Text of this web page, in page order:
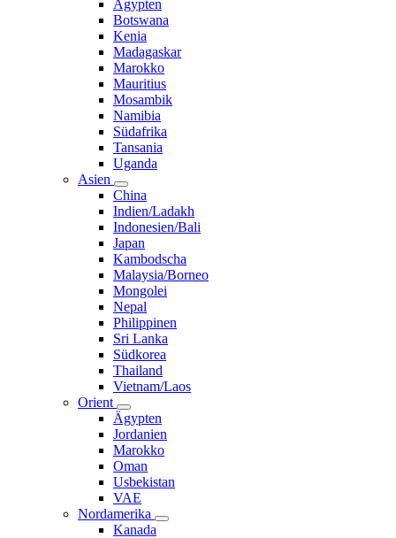
Ägypten
Botswana
Kenia
Madagaskar
Marokko
Mauritius
Mosambik
Namibia
Südafrika
Tansania
Uganda
Asien
China
Indien/Ladakh
Indonesien/Bali
Japan
Kambodscha
Malaysia/Borneo
Mongolei
Nepal
Philippinen
Sri Lanka
Südkorea
Thailand
Vietnam/Laos
Orient
Ägypten
Jordanien
Marokko
Oman
Usbekistan
VAE
Nordamerika
Kanada